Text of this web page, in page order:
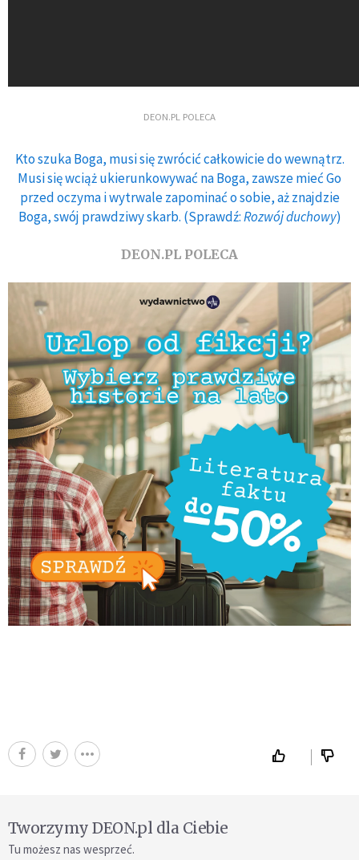
DEON.PL POLECA
Kto szuka Boga, musi się zwrócić całkowicie do wewnątrz.
Musi się wciąż ukierunkowywać na Boga, zawsze mieć Go
przed oczyma i wytrwale zapominać o sobie, aż znajdzie
Boga, swój prawdziwy skarb. (Sprawdź:Rozwój duchowy)
DEON.PL POLECA
Tworzymy DEON.pl dla Ciebie
Tu możesz nas wesprzeć.